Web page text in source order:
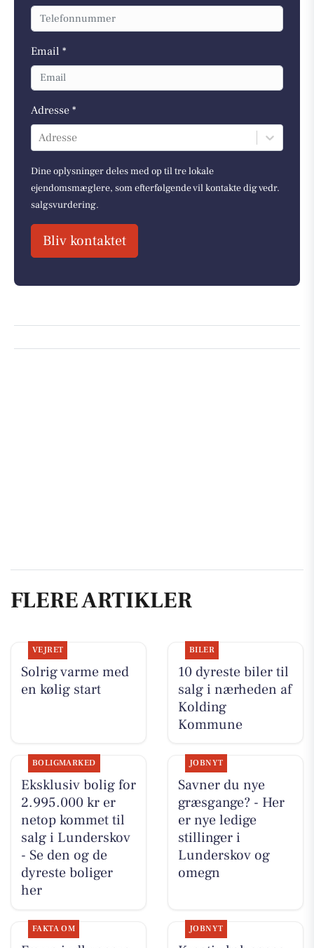
Email *
Adresse *
Adresse
Dine oplysninger deles med op til tre lokale
ejendomsmæglere, som efterfølgende vil kontakte dig vedr.
salgsvurdering.
Bliv kontaktet
FLERE ARTIKLER
VEJRET
Solrig varme med
en kølig start
BILER
10 dyreste biler til
salg i nærheden af
Kolding
Kommune
BOLIGMARKED
Eksklusiv bolig for
2.995.000 kr er
netop kommet til
salg i Lunderskov
- Se den og de
dyreste boliger
her
JOBNYT
Savner du nye
græsgange? - Her
er nye ledige
stillinger i
Lunderskov og
omegn
FAKTA OM JOBNYT